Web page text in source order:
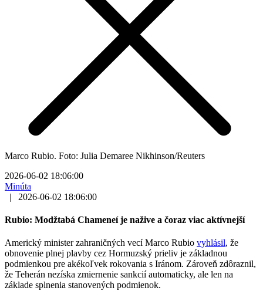
Marco Rubio. Foto: Julia Demaree Nikhinson/Reuters
2026-06-02 18:06:00
Minúta
|
2026-06-02 18:06:00
Rubio: Modžtabá Chameneí je nažive a čoraz viac aktívnejší
Americký minister zahraničných vecí Marco Rubio vyhlásil, že
obnovenie plnej plavby cez Hormuzský prieliv je základnou
podmienkou pre akékoľvek rokovania s Iránom. Zároveň zdôraznil,
že Teherán nezíska zmiernenie sankcií automaticky, ale len na
základe splnenia stanovených podmienok.